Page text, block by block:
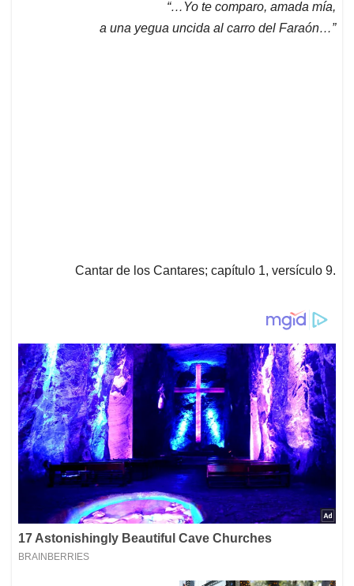
d
a
d
“…Yo te comparo, amada mía,
a una yegua uncida al carro del Faraón…”
Cantar de los Cantares; capítulo 1, versículo 9.